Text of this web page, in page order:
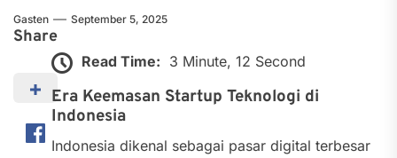
Gasten September 5, 2025
Share
Read Time: 3 Minute, 12 Second
Era Keemasan Startup Teknologi di
Indonesia
Indonesia dikenal sebagai pasar digital terbesar